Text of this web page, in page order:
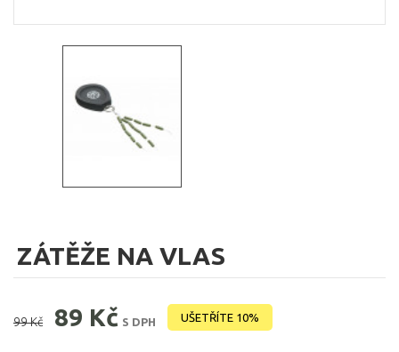
ZÁTĚŽE NA VLAS
99 Kč 89 Kč S DPH UŠETŘÍTE 10%